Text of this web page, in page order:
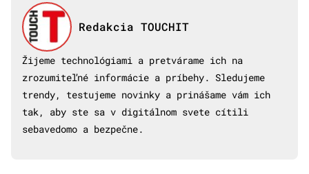
Redakcia TOUCHIT
Žijeme technológiami a pretvárame ich na
zrozumiteľné informácie a príbehy. Sledujeme
trendy, testujeme novinky a prinášame vám ich
tak, aby ste sa v digitálnom svete cítili
sebavedomo a bezpečne.